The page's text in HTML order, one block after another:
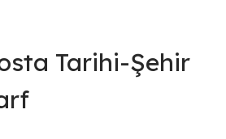
Tarihi-Şehir